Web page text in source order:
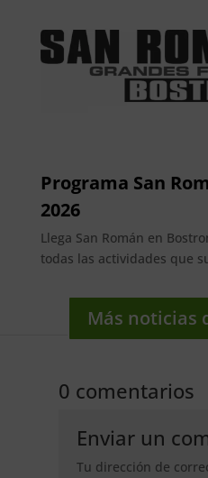
Programa San
2026
Llega San Román en
todas las actividades que
Más noticias
0 comentarios
Enviar un
Tu dirección de